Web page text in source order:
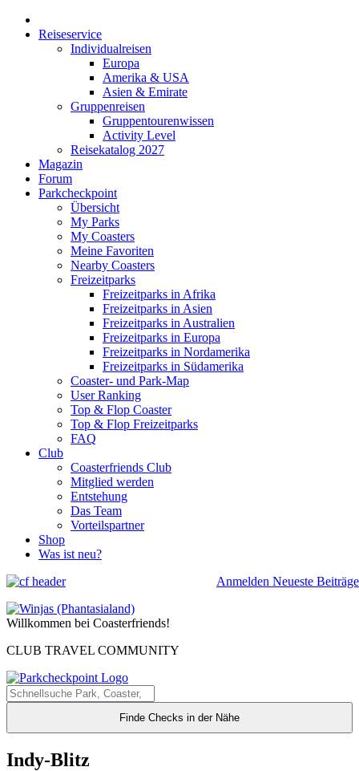
Reiseservice
Individualreisen
Europa
Amerika & USA
Asien & Emirate
Gruppenreisen
Gruppentourenwissen
Activity Level
Reisekatalog 2027
Magazin
Forum
Parkcheckpoint
Übersicht
My Parks
My Coasters
Meine Favoriten
Nearby Coasters
Freizeitparks
Freizeitparks in Afrika
Freizeitparks in Asien
Freizeitparks in Australien
Freizeitparks in Europa
Freizeitparks in Nordamerika
Freizeitparks in Südamerika
Coaster- und Park-Map
User Ranking
Top & Flop Coaster
Top & Flop Freizeitparks
FAQ
Club
Coasterfriends Club
Mitglied werden
Entstehung
Das Team
Vorteilspartner
Shop
Was ist neu?
Anmelden Neueste Beiträge
Willkommen bei Coasterfriends!
CLUB TRAVEL COMMUNITY
Finde Checks in der Nähe
Indy-Blitz